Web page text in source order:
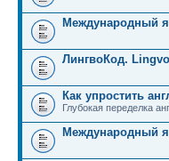
Международный
ЛингвоКод.
Как упростить
Глубокая переделка
Международный